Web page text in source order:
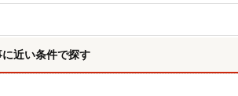
近い条件で探す